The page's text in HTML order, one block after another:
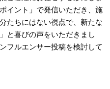
イント」で発信いただき、施
たちにはない視点で、新たな
と喜びの声をいただきまし
フルエンサー投稿を検討して